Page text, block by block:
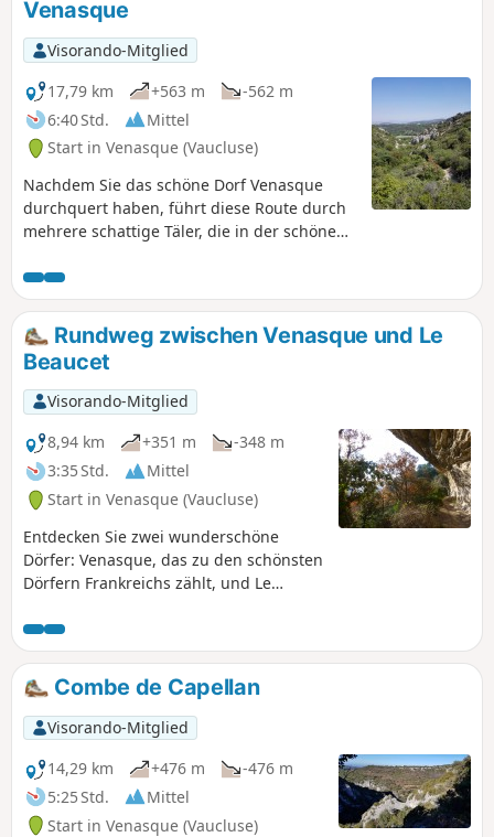
Venasque
Visorando-Mitglied
17,79 km
+563 m
-562 m
6:40 Std.
Mittel
Start in Venasque (Vaucluse)
Nachdem Sie das schöne Dorf Venasque
durchquert haben, führt diese Route durch
mehrere schattige Täler, die in der schönen
können Sie einige Kirschen von den
verlassenen Bäumen am Wegesrand
pflücken.Rundweg zwischen Venasque und Le
Beaucet
Visorando-Mitglied
8,94 km
+351 m
-348 m
3:35 Std.
Mittel
Start in Venasque (Vaucluse)
Entdecken Sie zwei wunderschöne
Dörfer: Venasque, das zu den schönsten
Dörfern Frankreichs zählt, und Le
ehemalige Festungsstadt, die sich im
Schutz ihrer Burgruine schmiegt.
Combe de Capellan
Visorando-Mitglied
14,29 km
+476 m
-476 m
5:25 Std.
Mittel
Start in Venasque (Vaucluse)